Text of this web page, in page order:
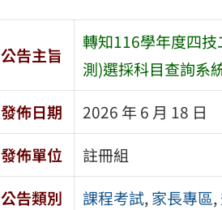
公告主旨
轉知116學年度四
測)選採科目查詢系
發佈日期
2026 年 6 月 18 日
發佈單位
註冊組
公告類別
課程考試,家長專區,